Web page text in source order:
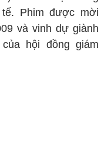
Phim được mời
và vinh dự giành
hội đồng giám